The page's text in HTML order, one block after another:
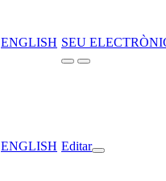
ENGLISH SEU
ENGLISH Editar